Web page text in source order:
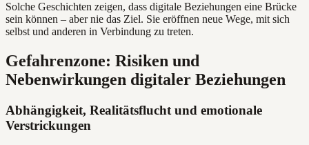
Solche Geschichten zeigen, dass digitale Beziehungen eine Brücke
sein können – aber nie das Ziel. Sie eröffnen neue Wege, mit sich
selbst und anderen in Verbindung zu treten.
Gefahrenzone: Risiken und
Nebenwirkungen digitaler Beziehungen
Abhängigkeit, Realitätsflucht und emotionale
Verstrickungen